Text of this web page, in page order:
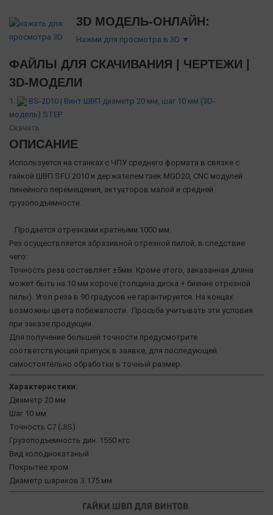
3D МОДЕЛЬ-ОНЛАЙН:
Нажми для просмотра в 3D ▼
ФАЙЛЫ ДЛЯ СКАЧИВАНИЯ | ЧЕРТЕЖИ |
3D-МОДЕЛИ
1.
BS-2010 | Винт ШВП диаметр 20 мм, шаг 10 мм (3D-
модель).STEP
Скачать
ОПИСАНИЕ
Используется на станках с ЧПУ среднего формата в связке с
гайкой ШВП SFU 2010 и держателем гаек MGD20, CNC модулей
линейного перемещения, актуаторов малой и средней
грузоподъемности.
Продается отрезками кратными 1000 мм.
Рез осуществляется абразивной отрезной пилой, в следствие
чего:
Точность реза составляет ±5мм. Кроме этого, заказанная длина
может быть на 10 мм короче (толщина диска + биение отрезной
пилы). Угол реза в 90 градусов не гарантируется. На концах
возможны цвета побежалости. Просьба учитывать эти условия
при заказе продукции.
Для получение большей точности предусмотрите
соответствующий припуск в заявке, для последующей
самостоятельно обработки в точный размер.
Характеристики:
Диаметр 20 мм
Шаг 10 мм
Точность C7 (JIS)
Грузоподъемность дин. 1550 кгс
Вид холоднокатаный
Покрытие хром
Диаметр шариков 3.175 мм